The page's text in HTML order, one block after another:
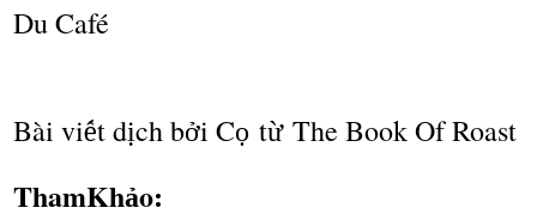
Du Café
Bài viết dịch bởi Cọ từ The Book Of Roast
ThamKhảo: